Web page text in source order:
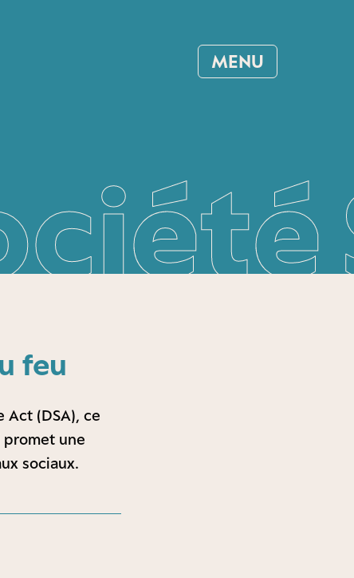
MENU
feu
(DSA), ce
promet une
sociaux.